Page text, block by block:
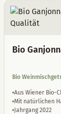
Bio
Bio
Aus Wiener Bio-
Mit natürlichen
Jahrgang 2022